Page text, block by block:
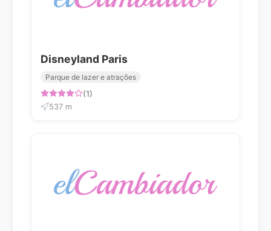
Disneyland Paris
Parque de lazer e atrações
(1)
537 m